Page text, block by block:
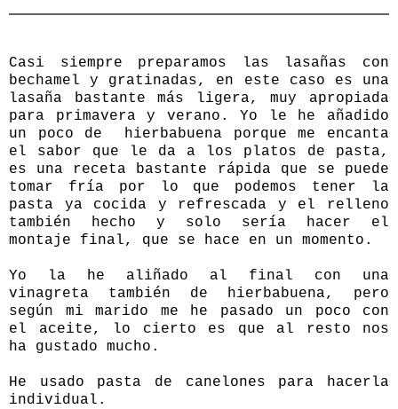
Casi siempre preparamos las lasañas con
bechamel y gratinadas, en este caso es una
lasaña bastante más ligera, muy apropiada
para primavera y verano. Yo le he añadido
un poco de hierbabuena porque me encanta
el sabor que le da a los platos de pasta,
es una receta bastante rápida que se puede
tomar fría por lo que podemos tener la
pasta ya cocida y refrescada y el relleno
también hecho y solo sería hacer el
montaje final, que se hace en un momento.
Yo la he aliñado al final con una
vinagreta también de hierbabuena, pero
según mi marido me he pasado un poco con
el aceite, lo cierto es que al resto nos
ha gustado mucho.
He usado pasta de canelones para hacerla
individual.